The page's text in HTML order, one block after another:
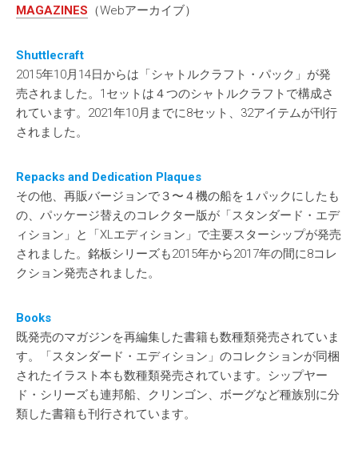
MAGAZINES （Webアーカイブ）
Shuttlecraft
2015年10月14日からは「シャトルクラフト・パック」が発
売されました。1セットは４つのシャトルクラフトで構成さ
れています。2021年10月までに8セット、32アイテムが刊行
されました。
Repacks and Dedication Plaques
その他、再販バージョンで３〜４機の船を１パックにしたも
の、パッケージ替えのコレクター版が「スタンダード・エデ
ィション」と「XLエディション」で主要スターシップが発売
されました。銘板シリーズも2015年から2017年の間に8コレ
クション発売されました。
Books
既発売のマガジンを再編集した書籍も数種類発売されていま
す。「スタンダード・エディション」のコレクションが同梱
されたイラスト本も数種類発売されています。シップヤー
ド・シリーズも連邦船、クリンゴン、ボーグなど種族別に分
類した書籍も刊行されています。